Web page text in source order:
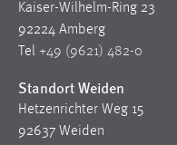
Kaiser-Wilhelm-Ring 23
92224 Amberg
Tel +49 (9621) 482-0
Standort Weiden
Hetzenrichter Weg 15
92637 Weiden